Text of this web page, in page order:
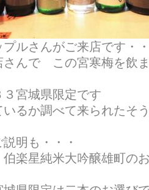
プルさんがご来店です・
さんで この宮寒梅を飲
宮城県限定です
いるか調べて来られた
明も・・・
楽星純米大吟醸雄町の